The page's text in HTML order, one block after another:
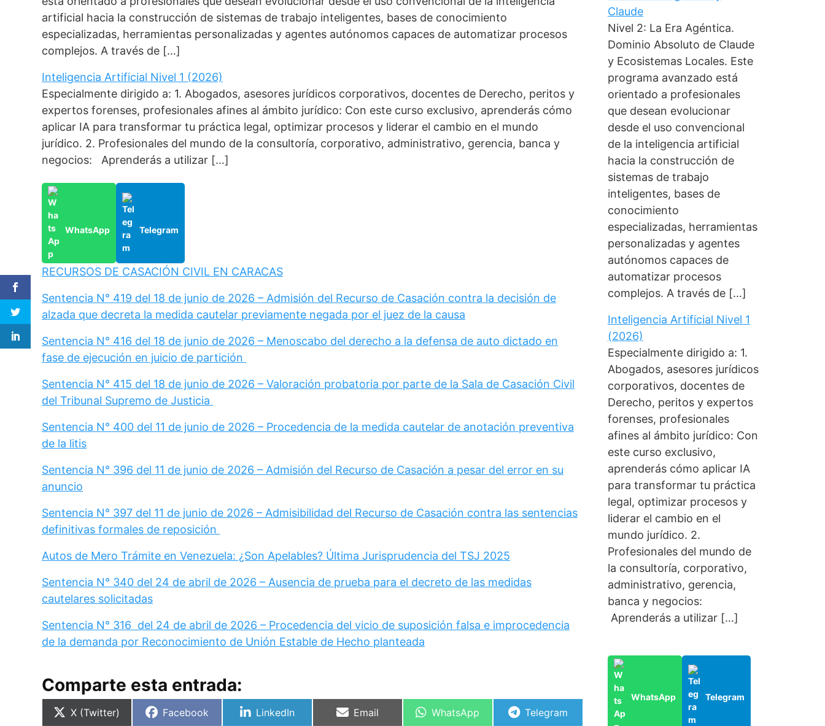
artificial hacia la construcción de sistemas de trabajo inteligentes, bases de conocimiento
especializadas, herramientas personalizadas y agentes autónomos capaces de automatizar procesos
complejos. A través de […]
Inteligencia Artificial Nivel 1 (2026)
Especialmente dirigido a: 1. Abogados, asesores jurídicos corporativos, docentes de Derecho, peritos y
expertos forenses, profesionales afines al ámbito jurídico: Con este curso exclusivo, aprenderás cómo
aplicar IA para transformar tu práctica legal, optimizar procesos y liderar el cambio en el mundo
jurídico. 2. Profesionales del mundo de la consultoría, corporativo, administrativo, gerencia, banca y
negocios: Aprenderás a utilizar […]
WhatsApp Telegram
RECURSOS DE CASACIÓN CIVIL EN CARACAS
Sentencia N° 419 del 18 de junio de 2026 – Admisión del Recurso de Casación contra la decisión de
alzada que decreta la medida cautelar previamente negada por el juez de la causa
Sentencia N° 416 del 18 de junio de 2026 – Menoscabo del derecho a la defensa de auto dictado en
fase de ejecución en juicio de partición
Sentencia N° 415 del 18 de junio de 2026 – Valoración probatoria por parte de la Sala de Casación Civil
del Tribunal Supremo de Justicia
Sentencia N° 400 del 11 de junio de 2026 – Procedencia de la medida cautelar de anotación preventiva
de la litis
Sentencia N° 396 del 11 de junio de 2026 – Admisión del Recurso de Casación a pesar del error en su
anuncio
Sentencia N° 397 del 11 de junio de 2026 – Admisibilidad del Recurso de Casación contra las sentencias
definitivas formales de reposición
Autos de Mero Trámite en Venezuela: ¿Son Apelables? Última Jurisprudencia del TSJ 2025
Sentencia N° 340 del 24 de abril de 2026 – Ausencia de prueba para el decreto de las medidas
cautelares solicitadas
Sentencia N° 316 del 24 de abril de 2026 – Procedencia del vicio de suposición falsa e improcedencia
de la demanda por Reconocimiento de Unión Estable de Hecho planteada
Comparte esta entrada:
Compartir
X (Twitter)
Compartir
Facebook
Compartir
LinkedIn
Compartir
Email
Compartir
WhatsApp
Compartir
Telegram
Claude
Nivel 2: La Era Agéntica.
Dominio Absoluto de Claude
y Ecosistemas Locales. Este
programa avanzado está
orientado a profesionales
que desean evolucionar
desde el uso convencional
de la inteligencia artificial
hacia la construcción de
sistemas de trabajo
inteligentes, bases de
conocimiento
especializadas, herramientas
personalizadas y agentes
autónomos capaces de
automatizar procesos
complejos. A través de […]
Inteligencia Artificial Nivel 1
(2026)
Especialmente dirigido a: 1.
Abogados, asesores jurídicos
corporativos, docentes de
Derecho, peritos y expertos
forenses, profesionales
afines al ámbito jurídico: Con
este curso exclusivo,
aprenderás cómo aplicar IA
para transformar tu práctica
legal, optimizar procesos y
liderar el cambio en el
mundo jurídico. 2.
Profesionales del mundo de
la consultoría, corporativo,
administrativo, gerencia,
banca y negocios:
Aprenderás a utilizar […]
WhatsApp Telegram